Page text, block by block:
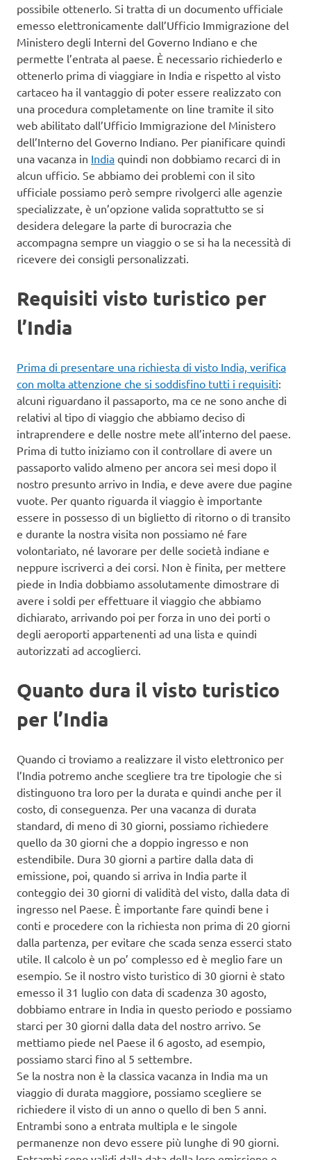
possibile ottenerlo. Si tratta di un documento ufficiale
emesso elettronicamente dall’Ufficio Immigrazione del
Ministero degli Interni del Governo Indiano e che
permette l’entrata al paese. È necessario richiederlo e
ottenerlo prima di viaggiare in India e rispetto al visto
cartaceo ha il vantaggio di poter essere realizzato con
una procedura completamente on line tramite il sito
web abilitato dall’Ufficio Immigrazione del Ministero
dell’Interno del Governo Indiano. Per pianificare quindi
una vacanza in India quindi non dobbiamo recarci di in
alcun ufficio. Se abbiamo dei problemi con il sito
ufficiale possiamo però sempre rivolgerci alle agenzie
specializzate, è un’opzione valida soprattutto se si
desidera delegare la parte di burocrazia che
accompagna sempre un viaggio o se si ha la necessità di
ricevere dei consigli personalizzati.
Requisiti visto turistico per
l’India
Prima di presentare una richiesta di visto India, verifica
con molta attenzione che si soddisfino tutti i requisiti:
alcuni riguardano il passaporto, ma ce ne sono anche di
relativi al tipo di viaggio che abbiamo deciso di
intraprendere e delle nostre mete all’interno del paese.
Prima di tutto iniziamo con il controllare di avere un
passaporto valido almeno per ancora sei mesi dopo il
nostro presunto arrivo in India, e deve avere due pagine
vuote. Per quanto riguarda il viaggio è importante
essere in possesso di un biglietto di ritorno o di transito
e durante la nostra visita non possiamo né fare
volontariato, né lavorare per delle società indiane e
neppure iscriverci a dei corsi. Non è finita, per mettere
piede in India dobbiamo assolutamente dimostrare di
avere i soldi per effettuare il viaggio che abbiamo
dichiarato, arrivando poi per forza in uno dei porti o
degli aeroporti appartenenti ad una lista e quindi
autorizzati ad accoglierci.
Quanto dura il visto turistico
per l’India
Quando ci troviamo a realizzare il visto elettronico per
l’India potremo anche scegliere tra tre tipologie che si
distinguono tra loro per la durata e quindi anche per il
costo, di conseguenza. Per una vacanza di durata
standard, di meno di 30 giorni, possiamo richiedere
quello da 30 giorni che a doppio ingresso e non
estendibile. Dura 30 giorni a partire dalla data di
emissione, poi, quando si arriva in India parte il
conteggio dei 30 giorni di validità del visto, dalla data di
ingresso nel Paese. È importante fare quindi bene i
conti e procedere con la richiesta non prima di 20 giorni
dalla partenza, per evitare che scada senza esserci stato
utile. Il calcolo è un po’ complesso ed è meglio fare un
esempio. Se il nostro visto turistico di 30 giorni è stato
emesso il 31 luglio con data di scadenza 30 agosto,
dobbiamo entrare in India in questo periodo e possiamo
starci per 30 giorni dalla data del nostro arrivo. Se
mettiamo piede nel Paese il 6 agosto, ad esempio,
possiamo starci fino al 5 settembre.
Se la nostra non è la classica vacanza in India ma un
viaggio di durata maggiore, possiamo scegliere se
richiedere il visto di un anno o quello di ben 5 anni.
Entrambi sono a entrata multipla e le singole
permanenze non devo essere più lunghe di 90 giorni.